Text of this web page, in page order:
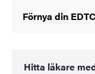
Förnya din
Hitta läkare